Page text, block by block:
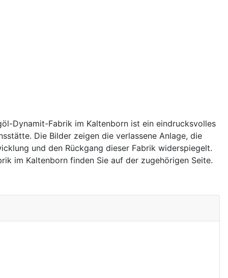
Dynamit-Fabrik im Kaltenborn ist ein eindrucksvolles
Die Bilder zeigen die verlassene Anlage, die
und den Rückgang dieser Fabrik widerspiegelt.
im Kaltenborn finden Sie auf der zugehörigen Seite.